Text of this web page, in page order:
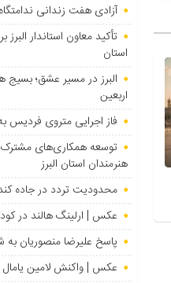
آزادی هفت زندانی
تأکید معاون استاندار
استان
البرز در مسیر عشق؛
اربعین
فاز اجرایی متروی فردیس
توسعه همکاری‌های مشترک
هنرمندان استان البرز
محدودیت تردد در جاده
عکس | ارلینگ هالند در
پاسخ علیرضا منصوریان
عکس | واکنش لامین